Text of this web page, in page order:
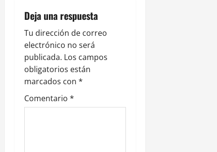
ó
n
d
e
e
n
Deja una respuesta
Tu dirección de correo
electrónico no será
publicada. Los campos
obligatorios están
marcados con *
Comentario *